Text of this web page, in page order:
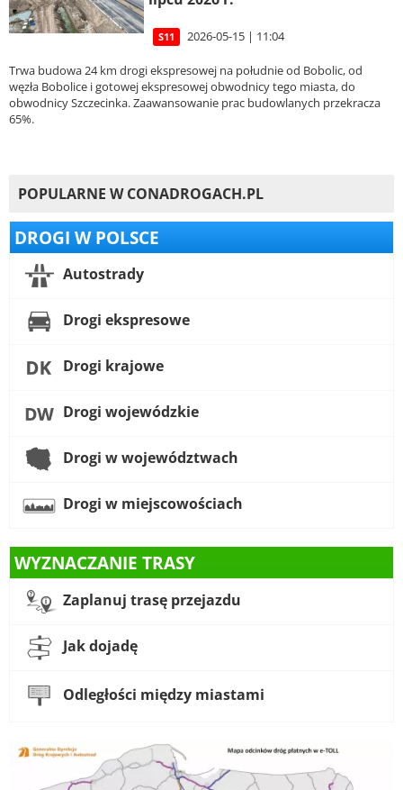
S11 2026-05-15 | 11:04
Trwa budowa 24 km drogi ekspresowej na południe od Bobolic, od
węzła Bobolice i gotowej ekspresowej obwodnicy tego miasta, do
obwodnicy Szczecinka. Zaawansowanie prac budowlanych przekracza
65%.
POPULARNE W CONADROGACH.PL
DROGI W POLSCE
Autostrady
Drogi ekspresowe
Drogi krajowe
Drogi wojewódzkie
Drogi w województwach
Drogi w miejscowościach
WYZNACZANIE TRASY
Zaplanuj trasę przejazdu
Jak dojadę
Odległości między miastami